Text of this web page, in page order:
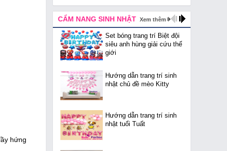
hứng
CẨM NANG SINH NHẬT Xem thêm
Set bóng trang trí Biệt đội
siêu anh hùng giải cứu thế
giới
Hướng dẫn trang trí sinh
nhật chủ đề mèo Kitty
Hướng dẫn trang trí sinh
nhật tuổi Tuất